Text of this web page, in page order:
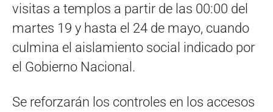
visitas a templos a partir de las 00:00 del
martes 19 y hasta el 24 de mayo, cuando
culmina el aislamiento social indicado por
el Gobierno Nacional.
Se reforzarán los controles en los accesos